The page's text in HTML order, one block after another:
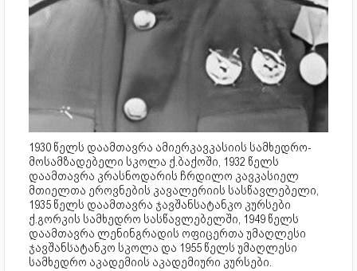
1930 წელს დაამთავრა ამიერკავკასიის სამხედრო-
მოსამზადებელი სკოლა ქ.ბაქოში, 1932 წელს
დაამთავრა კრასნოდარის ჩრდილო კავკასიელ
მთიელთა ეროვნების კავალერიის სასწავლებელი,
1935 წელს დაამთავრა ჯავშანსატანკო კურსები
ქ.გორკის სამხედრო სასწავლებელში, 1949 წელს
დაამთავრა ლენინგრადის ოფიცერთა უმაღლესი
ჯავშანსატანკო სკოლა და 1955 წელს უმაღლესი
სამხედრო აკადემიის აკადემიური კურსები.